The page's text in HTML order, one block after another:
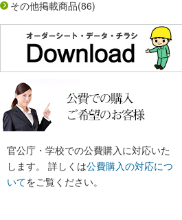
その他掲載商品(86)
官公庁・学校での公費購入に対応いた
します。 詳しくは公費購入の対応につ
いてをご覧ください。